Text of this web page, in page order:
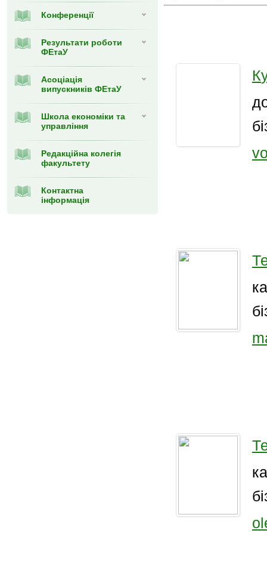
Конференції
Результати роботи
ФЕтаУ
Асоціація
випускників ФЕтаУ
Школа економіки та
управління
Редакційна колегія
факультету
Контактна
інформація
К